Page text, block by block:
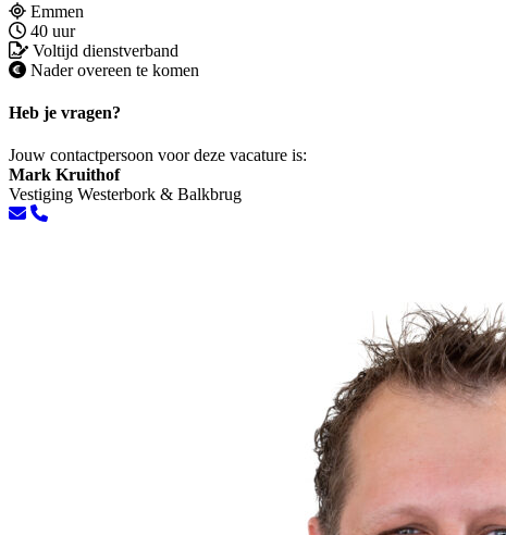
Emmen
40 uur
Voltijd dienstverband
Nader overeen te komen
Heb je vragen?
Jouw contactpersoon voor deze vacature is:
Mark Kruithof
Vestiging Westerbork & Balkbrug